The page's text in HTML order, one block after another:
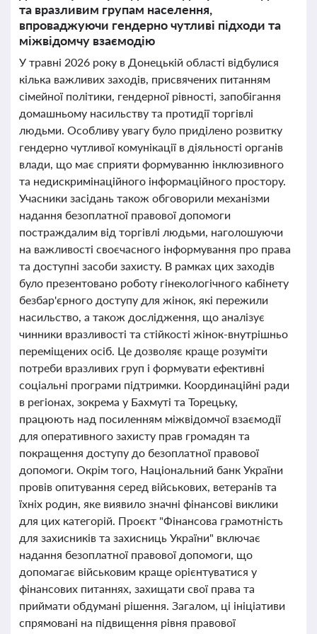
та вразливим групам населення,
впроваджуючи гендерно чутливі підходи та
міжвідомчу взаємодію
У травні 2026 року в Донецькій області відбулися
кілька важливих заходів, присвячених питанням
сімейної політики, гендерної рівності, запобігання
домашньому насильству та протидії торгівлі
людьми. Особливу увагу було приділено розвитку
гендерно чутливої комунікації в діяльності органів
влади, що має сприяти формуванню інклюзивного
та недискримінаційного інформаційного простору.
Учасники засідань також обговорили механізми
надання безоплатної правової допомоги
постраждалим від торгівлі людьми, наголошуючи
на важливості своєчасного інформування про права
та доступні засоби захисту. В рамках цих заходів
було презентовано роботу гінекологічного кабінету
безбар'єрного доступу для жінок, які пережили
насильство, а також дослідження, що аналізує
чинники вразливості та стійкості жінок-внутрішньо
переміщених осіб. Це дозволяє краще розуміти
потреби вразливих груп і формувати ефективні
соціальні програми підтримки. Координаційні ради
в регіонах, зокрема у Бахмуті та Торецьку,
працюють над посиленням міжвідомчої взаємодії
для оперативного захисту прав громадян та
покращення доступу до безоплатної правової
допомоги. Окрім того, Національний банк України
провів опитування серед військових, ветеранів та
їхніх родин, яке виявило значні фінансові виклики
для цих категорій. Проєкт "Фінансова грамотність
для захисників та захисниць України" включає
надання безоплатної правової допомоги, що
допомагає військовим краще орієнтуватися у
фінансових питаннях, захищати свої права та
приймати обдумані рішення. Загалом, ці ініціативи
спрямовані на підвищення рівня правової